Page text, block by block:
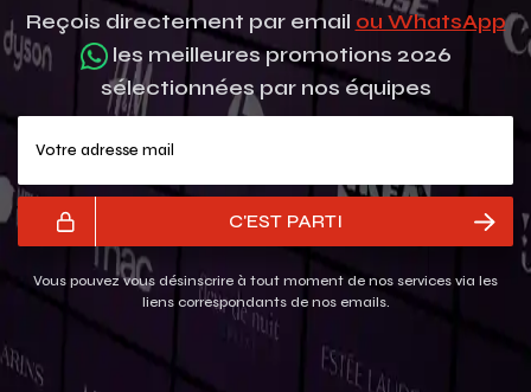
Reçois directement par email ou WhatsApp
les meilleures promotions 2026
sélectionnées par nos équipes
C'EST PARTI
Vous pouvez vous désinscrire à tout moment de nos services via les
liens correspondants de nos emails.